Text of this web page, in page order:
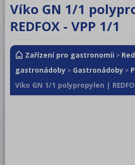
RM LOTUS 600
RM LOTUS 900
Roboty, příprava masa a
Pizza program
Víko GN 1/1
REDFOX - VPP 1/1
Zařízení pro gastronomii >
gastronádoby > Gastronádoby >
Víko GN 1/1 polypropylen |